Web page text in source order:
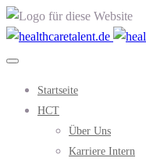
Startseite
HCT
Über Uns
Karriere Intern